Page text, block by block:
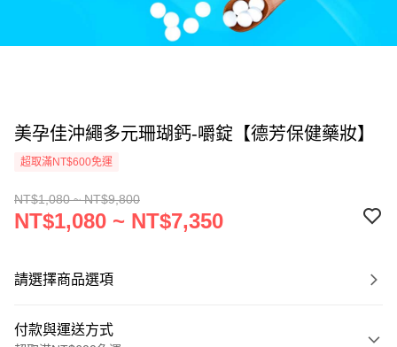
美孕佳沖繩多元珊瑚鈣-嚼錠【德芳保健藥妝】
超取滿NT$600免運
NT$1,080 ~ NT$9,800
NT$1,080 ~ NT$7,350
請選擇商品選項
付款與運送方式